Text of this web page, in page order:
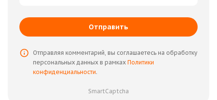
Отправляя комментарий, вы соглашаетесь на обработку
персональных данных в рамках Политики
конфиденциальности.
Отправить
SmartCaptcha